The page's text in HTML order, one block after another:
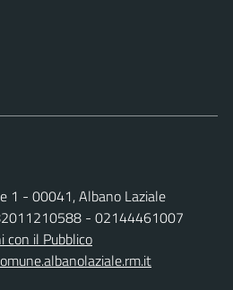
1 - 00041, Albano Laziale
- 02144461007
con il Pubblico